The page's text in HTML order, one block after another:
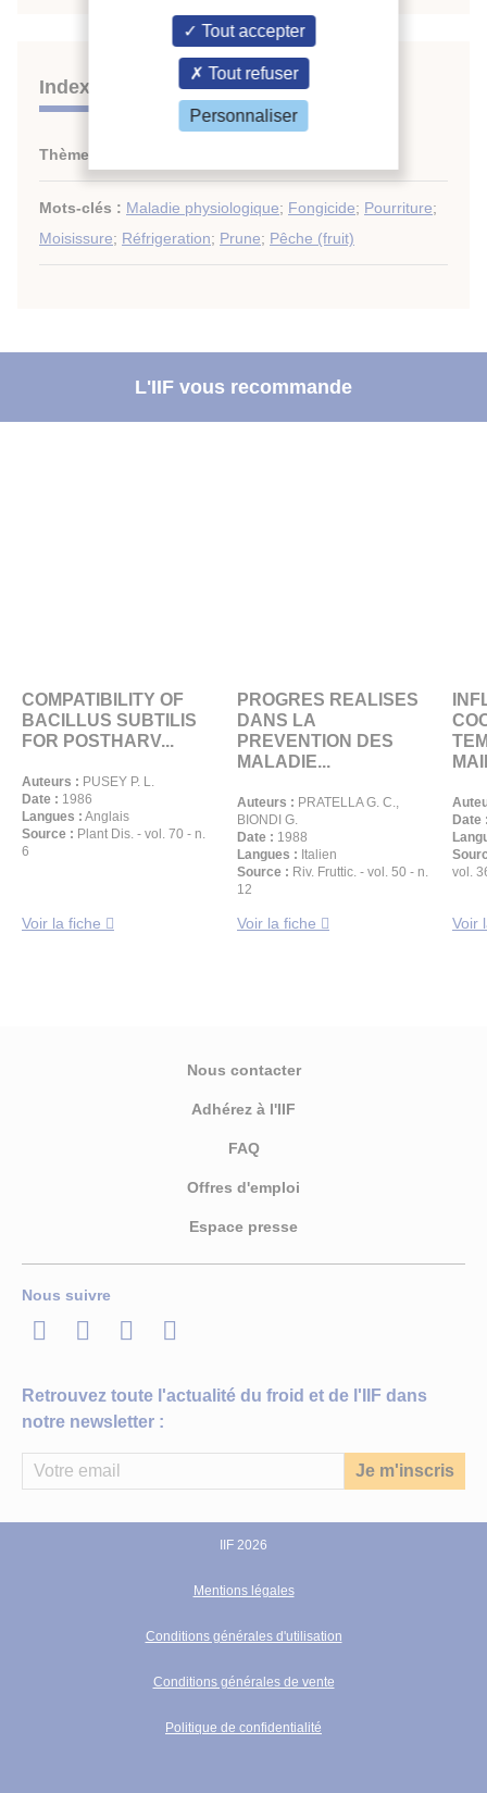
Indexation
Thèmes :
Mots-clés : Maladie physiologique; Fongicide; Pourriture;
Moisissure; Réfrigeration; Prune; Pêche (fruit)
L'IIF vous recommande
COMPATIBILITY OF
BACILLUS SUBTILIS
FOR POSTHARV...
Auteurs : PUSEY P. L.
Date : 1986
Langues : Anglais
Source : Plant Dis. - vol. 70 - n.
6
Voir la fiche
PROGRES REALISES
DANS LA
PREVENTION DES
MALADIE...
Auteurs : PRATELLA G. C.,
BIONDI G.
Date : 1988
Langues : Italien
Source : Riv. Fruttic. - vol. 50 - n.
12
Voir la fiche
Date
vol.
Voir
Nous contacter
Adhérez à l'IIF
FAQ
Offres d'emploi
Espace presse
Nous suivre
LinkedInTwitterFacebook
Youtube
Retrouvez toute l'actualité du froid et de l'IIF dans
notre newsletter :
IIF 2026
Mentions légales
Conditions générales d'utilisation
Conditions générales de vente
Politique de confidentialité
Tout accepter
Tout refuser
Personnaliser